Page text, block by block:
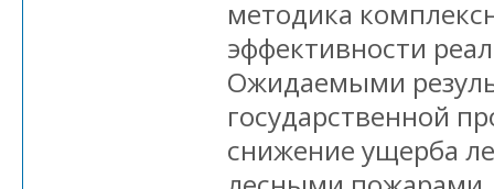
методика
эффективности
Ожидаемыми
государственной
снижение ущерба